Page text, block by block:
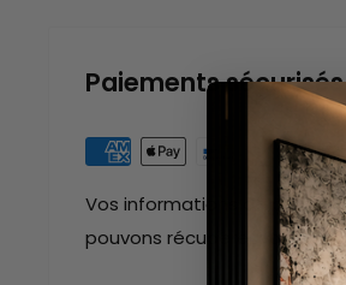
Paiements sécurisés
Vos informations de
pouvons récupérer votre